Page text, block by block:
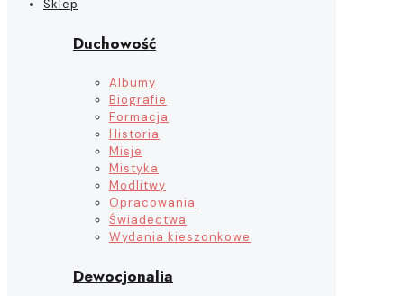
Sklep
Duchowość
Albumy
Biografie
Formacja
Historia
Misje
Mistyka
Modlitwy
Opracowania
Świadectwa
Wydania kieszonkowe
Dewocjonalia